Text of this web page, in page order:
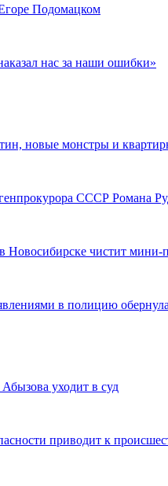
Подомацком
нас за наши ошибки»
новые монстры и
СССР Романа
Новосибирске чистит мини-
в полицию
уходит в суд
приводит к